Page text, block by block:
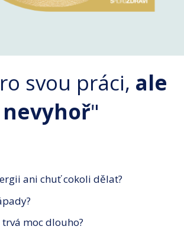
svou práci, ale
nevyhoř"
ani chuť cokoli dělat?
trvá moc dlouho?